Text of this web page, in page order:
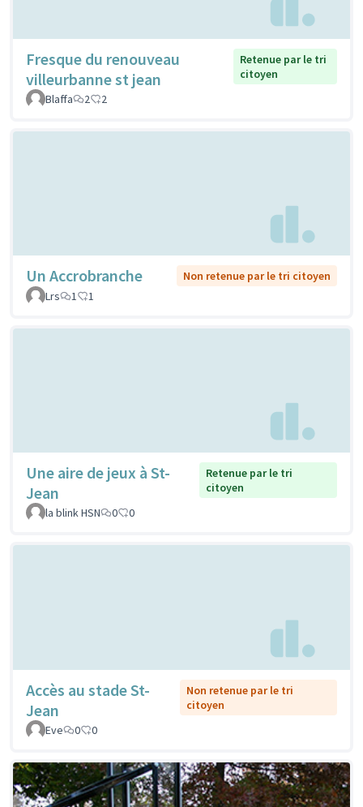
Fresque du renouveau
villeurbanne st jean
Retenue par le tri
citoyen
Blaffa
2 2
Un Accrobranche
Non retenue par le tri citoyen
Lrs
1 1
Une aire de jeux à St-
Jean
Retenue par le tri
citoyen
la blink HSN
0 0
Accès au stade St-
Jean
Non retenue par le tri
citoyen
Eve
0 0